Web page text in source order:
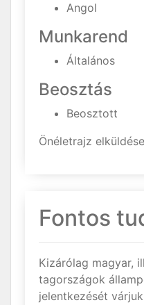
Angol
Munkarend
Általános
Beosztás
Beosztott
Önéletrajz
Fontos
Kizárólag magyar,
tagországok
jelentkezését